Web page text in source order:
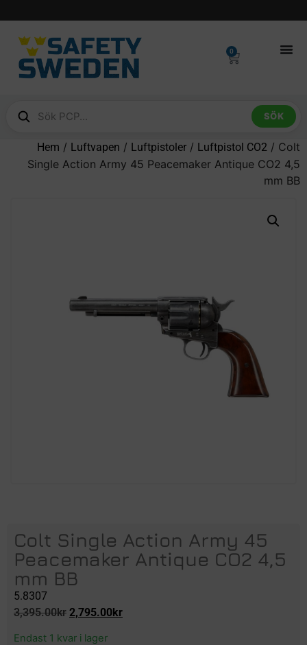
0
SÖK
Hem / Luftvapen / Luftpistoler / Luftpistol CO2 / Colt
Single Action Army 45 Peacemaker Antique CO2 4,5
mm BB
Colt Single Action Army 45
Peacemaker Antique CO2 4,5
mm BB
5.8307
3,395.00kr 2,795.00kr
Endast 1 kvar i lager